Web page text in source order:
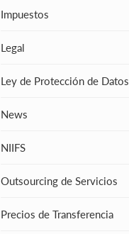
Impuestos
Legal
Ley de Protección de Datos
News
NIIFS
Outsourcing de Servicios
Precios de Transferencia